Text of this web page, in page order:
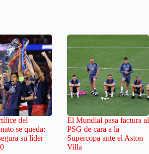
del
se queda:
su líder
El Mundial pasa factura al
PSG de cara a la
Supercopa ante el Aston
Villa